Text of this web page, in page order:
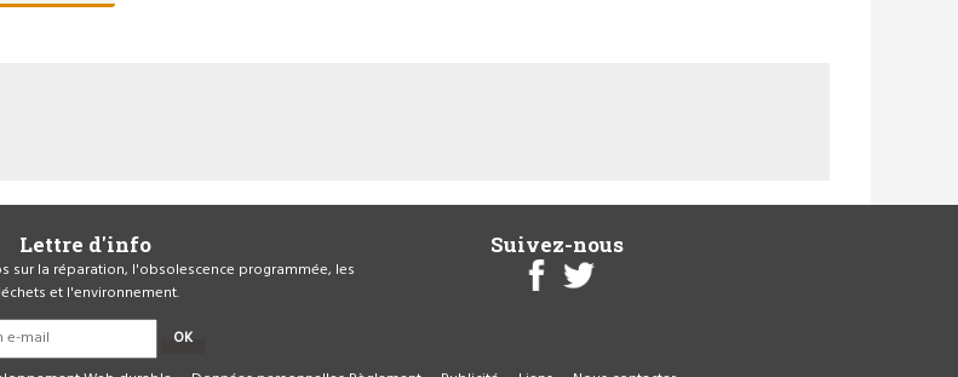
Lettre d'info
sur la réparation, l'obsolescence programmée, les
et l'environnement.
OK
Suivez-nous